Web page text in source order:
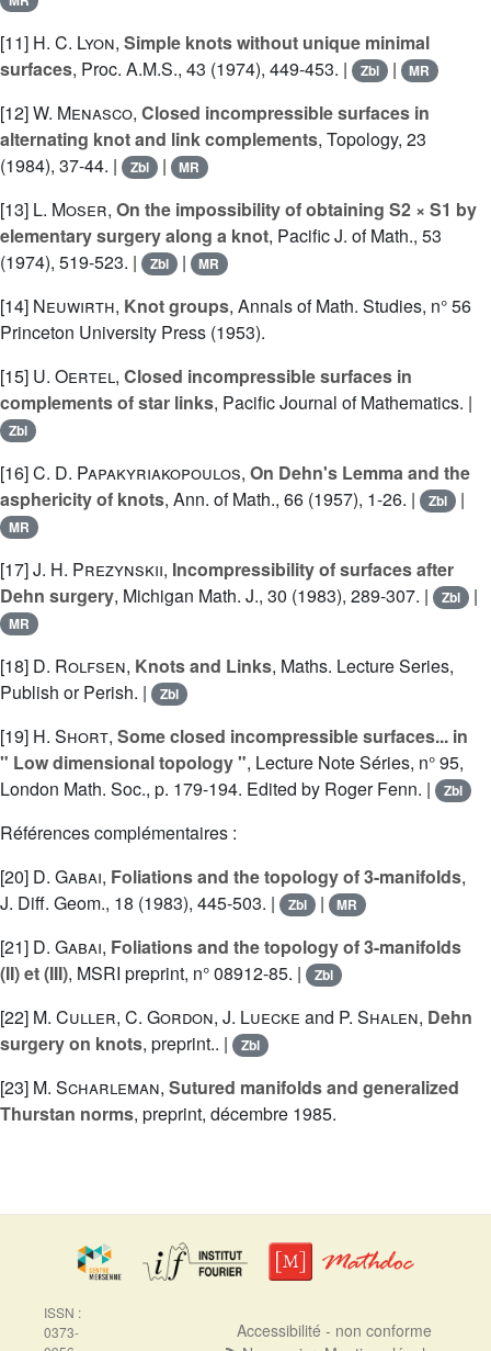
[11] H. C. Lyon, Simple knots without unique minimal
surfaces, Proc. A.M.S., 43 (1974), 449-453. | Zbl | MR
[12]W. Menasco, Closed incompressible surfaces in
alternating knot and link complements, Topology, 23
(1984), 37-44. |
Zbl | MR
[13] L. Moser, On the impossibility of obtaining S2 × S1 by
elementary surgery along a knot, Pacific J. of Math., 53
(1974), 519-523. |
Zbl | MR
[14] Neuwirth, Knot groups, Annals of Math. Studies, n° 56
Princeton University Press (1953).
[15] U. Oertel, Closed incompressible surfaces in
complements of star links, Pacific Journal of Mathematics. |
Zbl
[16]C. D. Papakyriakopoulos, On Dehn's Lemma and the
asphericity of knots, Ann. of Math., 66 (1957), 1-26. | Zbl |
MR
[17]J. H. Prezynskii, Incompressibility of surfaces after
Dehn surgery, Michigan Math. J., 30 (1983), 289-307. | Zbl |
MR
[18] D. Rolfsen, Knots and Links, Maths. Lecture Series,
Publish or Perish. |
Zbl
[19] H. Short, Some closed incompressible surfaces... in
" Low dimensional topology ", Lecture Note Séries, n° 95,
London Math. Soc., p. 179-194. Edited by Roger Fenn. |
Zbl
Références complémentaires :
[20] D. Gabai, Foliations and the topology of 3-manifolds,
J. Diff. Geom., 18 (1983), 445-503. |
Zbl | MR
[21] D. Gabai, Foliations and the topology of 3-manifolds
(II) et (III), MSRI preprint, n° 08912-85. | Zbl
[22] M. Culler, C. Gordon, J. Luecke and P. Shalen, Dehn
surgery on knots, preprint.. | Zbl
[23] M. Scharleman, Sutured manifolds and generalized
Thurstan norms, preprint, décembre 1985.
ISSN :
0373-
Accessibilité - non conforme